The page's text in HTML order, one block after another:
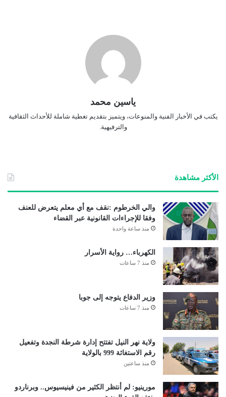
ياسين محمد
يكتب في الأخبار الفنية والمنوعات، ويتميز بتقديم تغطية شاملة للأحداث الثقافية
والترفيهية.
الأكثر مشاهدة
والي الخرطوم :نقف مع أي معلم يتعرض للعنف
وفقا للإجراءات القانونية عبر القضاء
منذ ساعة واحدة
الكهرباء… رواية الأسرار
منذ 7 ساعات
وزير الدفاع يتوجه إلى جوبا
منذ 7 ساعات
ولاية نهر النيل تفتتح إدارة شرطة النجدة وتفعيل
رقم الاستغاثة 999 بالولاية
منذ ساعتين
مورينيو: لم أنتظر الكثير من فينيسيوس.. وبرناردو